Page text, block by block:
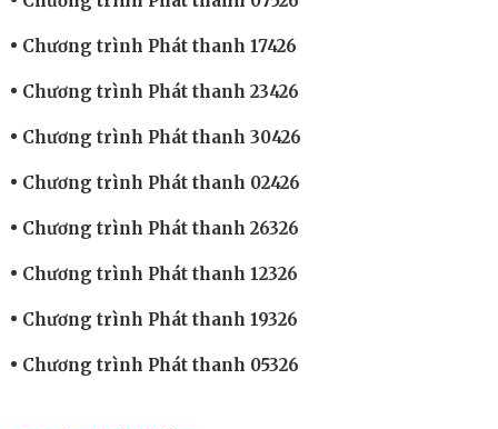
Chương trình Phát thanh 17426
Chương trình Phát thanh 23426
Chương trình Phát thanh 30426
Chương trình Phát thanh 02426
Chương trình Phát thanh 26326
Chương trình Phát thanh 12326
Chương trình Phát thanh 19326
Chương trình Phát thanh 05326